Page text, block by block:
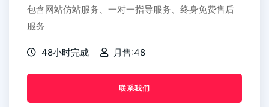
包含网站仿站服务、一对一指导服务、终身免费售后
服务
48小时完成 月售:48
联系我们